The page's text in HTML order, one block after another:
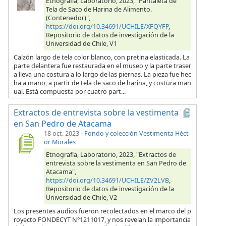
Tela de Saco de Harina de Alimento.
(Contenedor)",
https://doi.org/10.34691/UCHILE/XFQYFP,
Repositorio de datos de investigación de la
Universidad de Chile, V1
Calzón largo de tela color blanco, con pretina elasticada. La
parte delantera fue restaurada en el museo y la parte traser
a lleva una costura a lo largo de las piernas. La pieza fue hec
ha a mano, a partir de tela de saco de harina, y costura man
ual. Está compuesta por cuatro part...
Extractos de entrevista sobre la vestimenta
en San Pedro de Atacama
18 oct. 2023- Fondo y colección Vestimenta Héct
or Morales
Etnografía, Laboratorio, 2023, "Extractos de
entrevista sobre la vestimenta en San Pedro de
Atacama",
https://doi.org/10.34691/UCHILE/ZV2LVB,
Repositorio de datos de investigación de la
Universidad de Chile, V2
Los presentes audios fueron recolectados en el marco del p
royecto FONDECYT N°1211017, y nos revelan la importancia